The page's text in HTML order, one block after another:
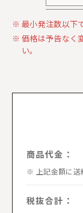
最小発注数以下
価格は予告なく
い。
商品代金：
上記金額に
税抜合計：